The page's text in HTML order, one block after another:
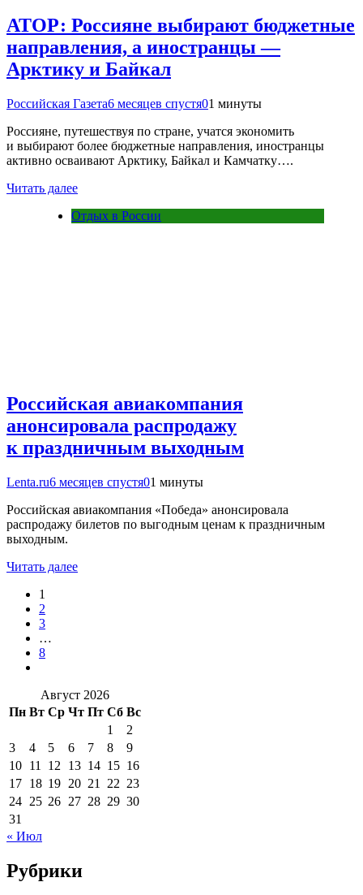
АТОР: Россияне выбирают бюджетные
направления, а иностранцы —
Арктику и Байкал
Российская Газета6 месяцев спустя01 минуты
Россияне, путешествуя по стране, учатся экономить
и выбирают более бюджетные направления, иностранцы
активно осваивают Арктику, Байкал и Камчатку….
Читать далее
Отдых в России
Российская авиакомпания
анонсировала распродажу
к праздничным выходным
Lenta.ru6 месяцев спустя01 минуты
Российская авиакомпания «Победа» анонсировала
распродажу билетов по выгодным ценам к праздничным
выходным.
Читать далее
1
2
3
…
8
Август 2026
Пн Вт Ср Чт Пт Сб Вс
1
2
3
4 5 6 7 8
9
10 11 12 13 14 15 16
17 18 19 20 21 22 23
24 25 26 27 28 29 30
31
« Июл
Рубрики